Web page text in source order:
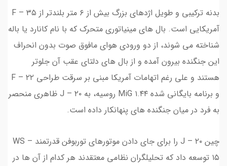
بدنه ترکیبی و طویل اژدهای بزرگ بیش از ۶ متر بلندتر از F – ۳۵
آمریکایی است. بال های مینیاتوری متحرک که با نام کانارد یا باله
شناخته می شوند، از دو ورودی هوای مافوق صوت بدون انحراف
این جنگنده بیرون آمده و از بال های دلتای عقب آن جلوتر
هستند و علی رغم اتهامات آمریکا مبنی بر سرقت طراحی F – ۲۲
و برنامه بایگانی شده MiG ۱.۴۴ روسیه، به J – ۲۰ ظاهری منحصر
به فرد در میان جنگنده های پنهانکار داده است.
چین J – ۲۰ را برای جای دادن موتورهای توربوفن قدرتمند WS –
۱۵ توسعه داد که تحلیلگران نظامی معتقدند هر کدام از آن ها در